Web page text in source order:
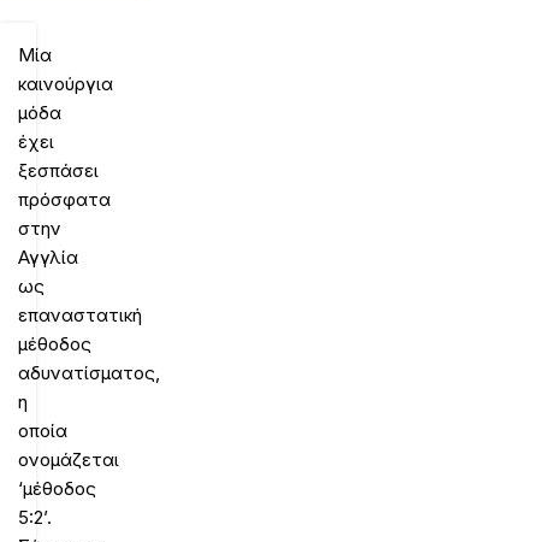
Μία
καινούργια
μόδα
έχει
ξεσπάσει
πρόσφατα
στην
Αγγλία
ως
επαναστατική
μέθοδος
αδυνατίσματος,
η
οποία
ονομάζεται
‘μέθοδος
5:2’.